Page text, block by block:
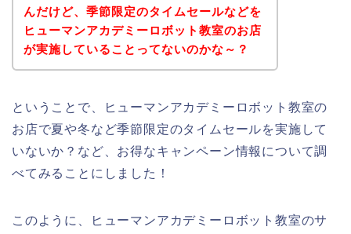
んだけど、季節限定のタイムセールなどを
ヒューマンアカデミーロボット教室のお店
が実施していることってないのかな～？
ということで、ヒューマンアカデミーロボット教室の
お店で夏や冬など季節限定のタイムセールを実施して
いないか？など、お得なキャンペーン情報について調
べてみることにしました！
このように、ヒューマンアカデミーロボット教室のサ